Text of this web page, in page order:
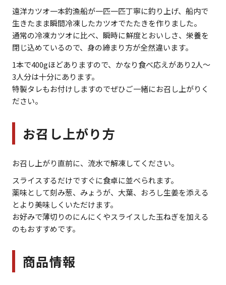
遠洋カツオ一本釣漁船が一匹一匹丁寧に釣り上げ、船内で
生きたまま瞬間冷凍したカツオでたたきを作りました。
通常の冷凍カツオに比べ、瞬時に鮮度とおいしさ、栄養を
閉じ込めているので、身の締まり方が全然違います。
1本で400gほどありますので、かなり食べ応えがあり2人～
3人分は十分にあります。
特製タレもお付けしますのでぜひご一緒にお召し上がりく
ださい。
お召し上がり方
お召し上がり直前に、流水で解凍してください。
スライスするだけですぐに食卓に並べられます。
薬味として刻み葱、みょうが、大葉、おろし生姜を添える
とより美味しくいただけます。
お好みで薄切りのにんにくやスライスした玉ねぎを加える
のもおすすめです。
商品情報